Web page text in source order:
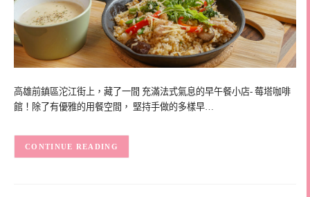
高雄前鎮區沱江街上，藏了一間 充滿法式氣息的早午餐小店- 莓塔咖啡
館！除了有優雅的用餐空間， 堅持手做的多樣早…
CONTINUE READING